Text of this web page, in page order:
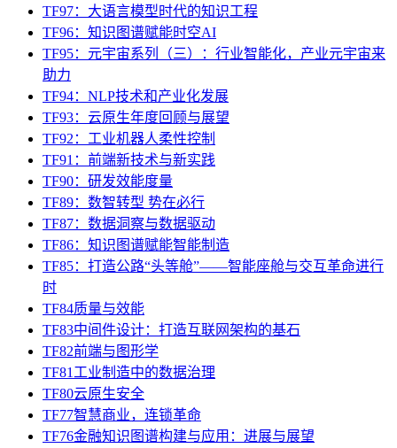
TF97：大语言模型时代的知识工程
TF96：知识图谱赋能时空AI
TF95：元宇宙系列（三）：行业智能化，产业元宇宙来
助力
TF94：NLP技术和产业化发展
TF93：云原生年度回顾与展望
TF92：工业机器人柔性控制
TF91：前端新技术与新实践
TF90：研发效能度量
TF89：数智转型 势在必行
TF87：数据洞察与数据驱动
TF86：知识图谱赋能智能制造
TF85：打造公路“头等舱”——智能座舱与交互革命进行
时
TF84质量与效能
TF83中间件设计：打造互联网架构的基石
TF82前端与图形学
TF81工业制造中的数据治理
TF80云原生安全
TF77智慧商业，连锁革命
TF76金融知识图谱构建与应用：进展与展望